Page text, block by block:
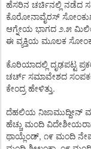
ಹೆಸರಿನ ಚರ್ಚಿನಲ್ಲಿ ನಡೆದ
ಕೊರೋನಾವೈರಸ್
ಆಗ್ನೇಯ ಭಾಗದ ೨.೫
ಈ ವ್ಯಕ್ತಿಯ ಮೂಲಕ
ಕೊರಿಯಾದಲ್ಲಿ ದೃಢಪಟ್ಟ
ಚರ್ಚ್ ಸಮಾವೇಶದ
ಕೇಂದ್ರ ಹೇಳಿತ್ತು.
ದೆಹಲಿಯ ನಿಜಾಮುದ್ದೀನ್
ಹೆಚ್ಚು ಮಂದಿ
ಥಾಯ್ಲೆಂಡ್, ೧೯ ಮಂದಿ